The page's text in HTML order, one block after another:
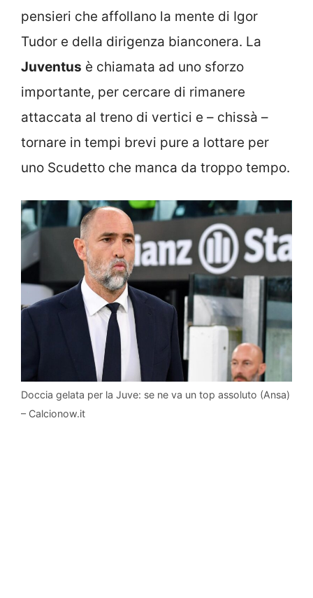
pensieri che affollano la mente di Igor
Tudor e della dirigenza bianconera. La
Juventus è chiamata ad uno sforzo
importante, per cercare di rimanere
attaccata al treno di vertici e – chissà –
tornare in tempi brevi pure a lottare per
uno Scudetto che manca da troppo tempo.
Doccia gelata per la Juve: se ne va un top assoluto (Ansa)
– Calcionow.it